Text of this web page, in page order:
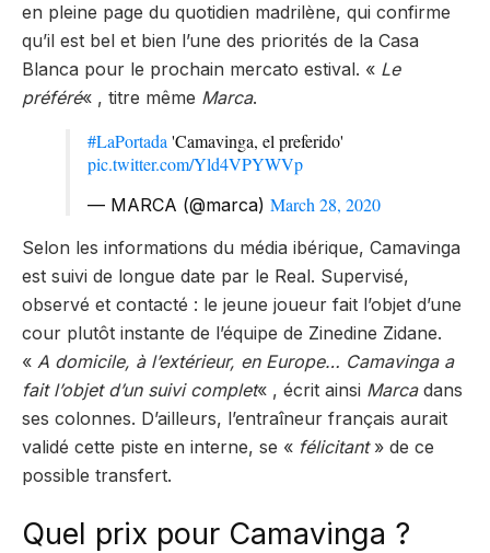
en pleine page du quotidien madrilène, qui confirme
qu’il est bel et bien l’une des priorités de la Casa
Blanca pour le prochain mercato estival. « Le
préféré« , titre même Marca.
#LaPortada 'Camavinga, el preferido'
pic.twitter.com/Yld4VPYWVp
— MARCA (@marca) March 28, 2020
Selon les informations du média ibérique, Camavinga
est suivi de longue date par le Real. Supervisé,
observé et contacté : le jeune joueur fait l’objet d’une
cour plutôt instante de l’équipe de Zinedine Zidane.
« A domicile, à l’extérieur, en Europe… Camavinga a
fait l’objet d’un suivi complet« , écrit ainsi Marca dans
ses colonnes. D’ailleurs, l’entraîneur français aurait
validé cette piste en interne, se « félicitant» de ce
possible transfert.
Quel prix pour Camavinga ?